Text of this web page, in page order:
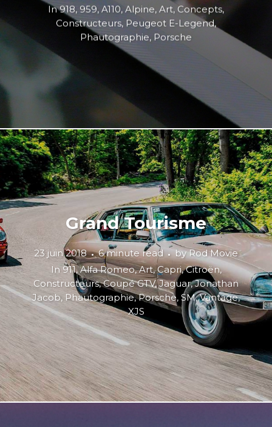
In918, 959, A110, Alpine, Art, Concepts,
Constructeurs, Peugeot E-Legend,
Phautographie, Porsche
Grand Tourisme
23 juin 2018 6 minute read byRod Movie
In911,Alfa Romeo,Art,Capri,Citroën,
Constructeurs,Coupé GTV,Jaguar,Jonathan
Jacob, Phautographie,Porsche, SM,Vantage,
XJS